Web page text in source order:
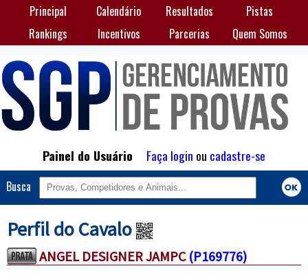
Principal Calendário Resultados
Pistas
Rankings
Incentivos Parcerias Quem Somos
Painel do Usuário Faça login ou cadastre-se
Busca
Perfil do Cavalo
ANGEL DESIGNER JAMPC (P169776)